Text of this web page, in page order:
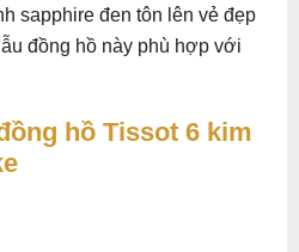
sapphire đen tôn lên vẻ đẹp
đồng hồ này phù hợp với
hồ Tissot 6 kim